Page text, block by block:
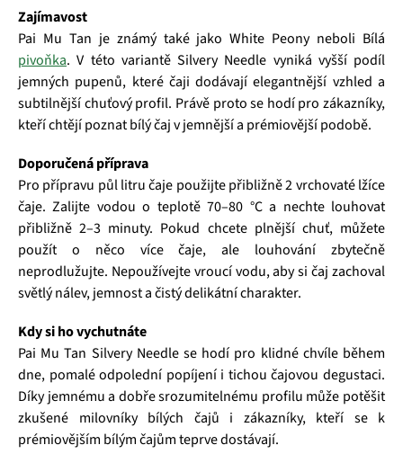
Zajímavost
Pai Mu Tan je známý také jako White Peony neboli Bílá
pivoňka. V této variantě Silvery Needle vyniká vyšší podíl
jemných pupenů, které čaji dodávají elegantnější vzhled a
subtilnější chuťový profil. Právě proto se hodí pro zákazníky,
kteří chtějí poznat bílý čaj v jemnější a prémiovější podobě.
Doporučená příprava
Pro přípravu půl litru čaje použijte přibližně 2 vrchovaté lžíce
čaje. Zalijte vodou o teplotě 70–80 °C a nechte louhovat
přibližně 2–3 minuty. Pokud chcete plnější chuť, můžete
použít o něco více čaje, ale louhování zbytečně
neprodlužujte. Nepoužívejte vroucí vodu, aby si čaj zachoval
světlý nálev, jemnost a čistý delikátní charakter.
Kdy si ho vychutnáte
Pai Mu Tan Silvery Needle se hodí pro klidné chvíle během
dne, pomalé odpolední popíjení i tichou čajovou degustaci.
Díky jemnému a dobře srozumitelnému profilu může potěšit
zkušené milovníky bílých čajů i zákazníky, kteří se k
prémiovějším bílým čajům teprve dostávají.